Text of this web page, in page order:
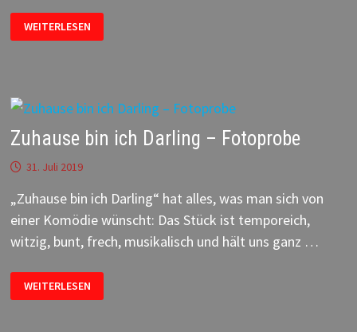
MELLIES
–
WEITERLESEN
Zuhause bin ich Darling – Fotoprobe
31. Juli 2019
„Zuhause bin ich Darling“ hat alles, was man sich von
einer Komödie wünscht: Das Stück ist temporeich,
witzig, bunt, frech, musikalisch und hält uns ganz …
BIN
ICH
WEITERLESEN